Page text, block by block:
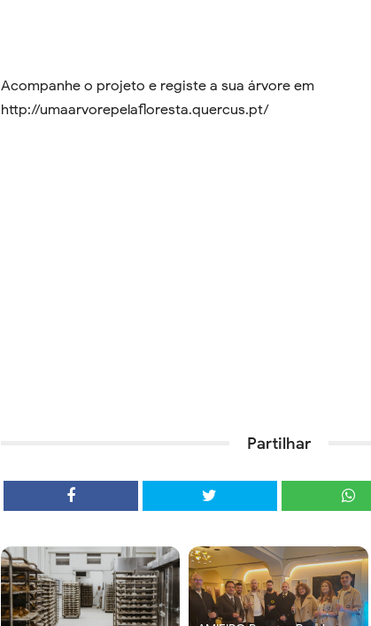
Acompanhe o projeto e registe a sua árvore em
http://umaarvorepelafloresta.quercus.pt/
Partilhar